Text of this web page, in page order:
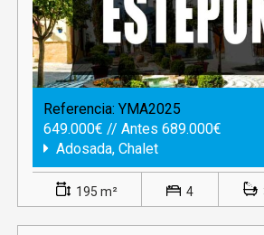
Referencia: YMA2025
649.000€ // Antes 689.000€
Adosada, Chalet
195 m² 4